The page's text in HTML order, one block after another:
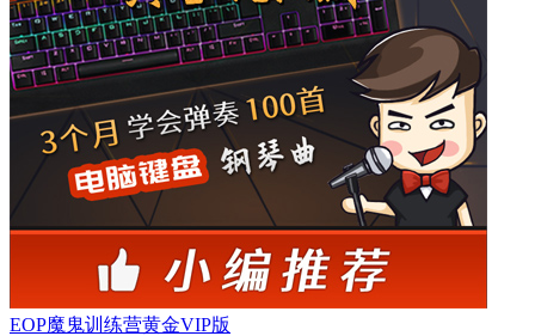
EOP魔鬼训练营黄金VIP版